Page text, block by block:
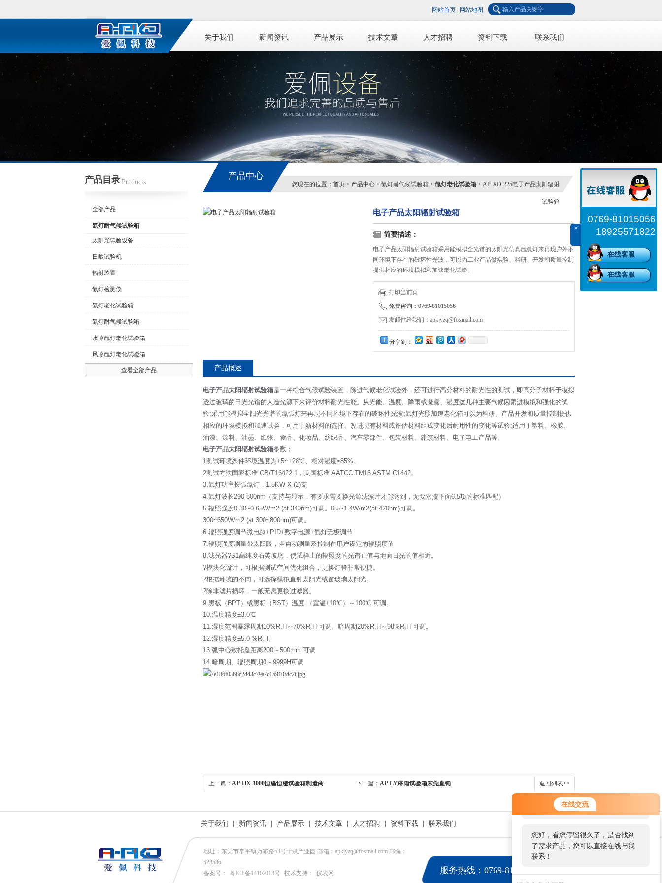
在线交流
您好！欢迎前来咨询，很高兴为您
服务，请问您要咨询什么问题呢？
您好，看您停留很久了，是否找到
了需求产品，您可以直接在线与我
联系！
网站首页 网站地图
关于我们 新闻资讯 产品展示 技术文章 人才招聘 资料下载 联系我们
产品目录 Products
全部产品
氙灯耐气候试验箱
太阳光试验设备
日晒试验机
辐射装置
氙灯检测仪
氙灯老化试验箱
氙灯耐气候试验箱
水冷氙灯老化试验箱
风冷氙灯老化试验箱
查看全部产品
产品中心
您现在的位置： 首页 > 产品中心 > 氙灯耐气候试验箱 > 氙灯老化试验箱 > AP-XD-225电子产品太阳辐射
试验箱
电子产品太阳辐射试验箱
简要描述：
电子产品太阳辐射试验箱采用能模拟全光谱的太阳光仿真氙弧灯来再现户外不
同环境下存在的破坏性光波，可以为工业产品做实验、科研、开发和质量控制
提供相应的环境模拟和加速老化试验。
打印当前页
免费咨询：0769-81015056
发邮件给我们：apkjyzq@foxmail.com
分享到：
产品概述
电子产品太阳辐射试验箱是一种综合气候试验装置，除进气候老化试验外，还可进行高分材料的耐光性的测试，即高分子材料于模拟
透过玻璃的日光光谱的人造光源下来评价材料耐光性能。从光能、温度、降雨或凝露、湿度这几种主要气候因素进模拟和强化的试
验;采用能模拟全阳光光谱的氙弧灯来再现不同环境下存在的破坏性光波;氙灯光照加速老化箱可以为科研、产品开发和质量控制提供
相应的环境模拟和加速试验，可用于新材料的选择、改进现有材料或评估材料组成变化后耐用性的变化等试验;适用于塑料、橡胶、
油漆、涂料、油墨、纸张、食品、化妆品、纺织品、汽车零部件、包装材料、建筑材料、电了电工产品等。
电子产品太阳辐射试验箱参数：
1测试环境条件环境温度为+5~+28℃、相对湿度≤85%。
2测试方法国家标准 GB/T16422.1，美国标准 AATCC TM16 ASTM C1442。
3.氙灯功率长弧氙灯，1.5KW X (2)支
4.氙灯波长290-800nm（支持与显示，有要求需要换光源滤波片才能达到，无要求按下面6.5项的标准匹配）
5.辐照强度0.30~0.65W/m2 (at 340nm)可调。0.5~1.4W/m2(at 420nm)可调。
300~650W/m2 (at 300~800nm)可调。
6.辐照强度调节微电脑+PID+数字电源+氙灯无极调节
7.辐照强度测量带太阳眼，全自动测量及控制在用户设定的辐照度值
8.滤光器?S1高纯度石英玻璃，使试样上的辐照度的光谱止值与地面日光的值相近。
?模块化设计，可根据测试空间优化组合，更换灯管非常便捷。
?根据环境的不同，可选择模拟直射太阳光或窗玻璃太阳光。
?除非滤片损坏，一般无需更换过滤器。
9.黑板（BPT）或黑标（BST）温度:（室温+10℃）～100℃ 可调。
10.温度精度±3.0℃
11.湿度范围暴露周期10%R.H～70%R.H 可调。暗周期20%R.H～98%R.H 可调。
12.湿度精度±5.0 %R.H。
13.弧中心致托盘距离200～500mm 可调
14.暗周期、辐照周期0～9999H可调
上一篇： AP-HX-1000恒温恒湿试验箱制造商 下一篇： AP-LY淋雨试验箱东莞直销 返回列表>>
关于我们 新闻资讯 产品展示 技术文章 人才招聘 资料下载 联系我们
地址：东莞市常平镇万布路53号千洪产业园 邮箱：apkjyzq@foxmail.com 邮编：
523586
备案号：
粤ICP备14102013号 技术支持： 仪表网 服务热线：0769-81015056
0769-81015056
18925571822
在线客服
在线客服
×